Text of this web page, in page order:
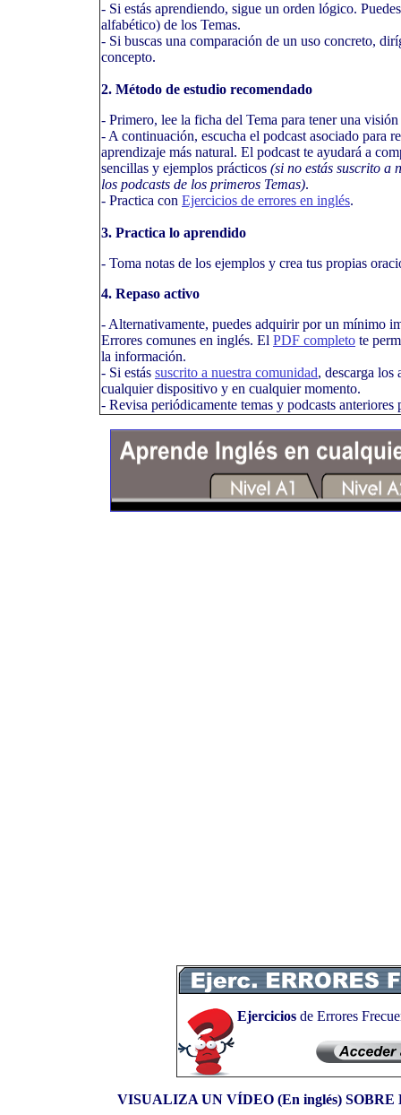
- Si estás aprendiendo, sigue un orden lógico.
alfabético) de los Temas.
- Si buscas una comparación de un uso concreto,
concepto.
2. Método de estudio recomendado
- Primero, lee la ficha del Tema para tener una
- A continuación, escucha el podcast asociado para
aprendizaje más natural. El podcast te ayudará a
sencillas y ejemplos prácticos (si no estás suscrito a
los podcasts de los primeros Temas).
- Practica con Ejercicios de errores en inglés.
3. Practica lo aprendido
- Toma notas de los ejemplos y crea tus propias
4. Repaso activo
- Alternativamente, puedes adquirir por un mínimo
Errores comunes en inglés. El PDF completo te
la información.
- Si estás suscrito a nuestra comunidad, descarga los
cualquier dispositivo y en cualquier momento.
- Revisa periódicamente temas y podcasts
Ejerciciosde Errores
VISUALIZA UN VÍDEO (En inglés)